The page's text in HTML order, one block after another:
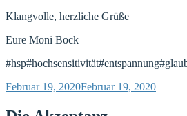
Klangvolle, herzliche Grüße
Eure Moni Bock
Veröffentlicht
Februar 19, 2020Februar 19, 2020